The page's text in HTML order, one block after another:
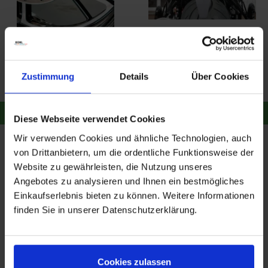
Zustimmung Details Über Cookies
Diese Webseite verwendet Cookies
Wir verwenden Cookies und ähnliche Technologien, auch
von Drittanbietern, um die ordentliche Funktionsweise der
Website zu gewährleisten, die Nutzung unseres
Angebotes zu analysieren und Ihnen ein bestmögliches
Einkaufserlebnis bieten zu können. Weitere Informationen
finden Sie in unserer Datenschutzerklärung.
Cookies zulassen
34,10 €
Zum Produkt
AC Schnitzer
Kennzeichenhalter
2021
229,00 €
Kennzeichenhalter
Lenkererhöhung BMW R